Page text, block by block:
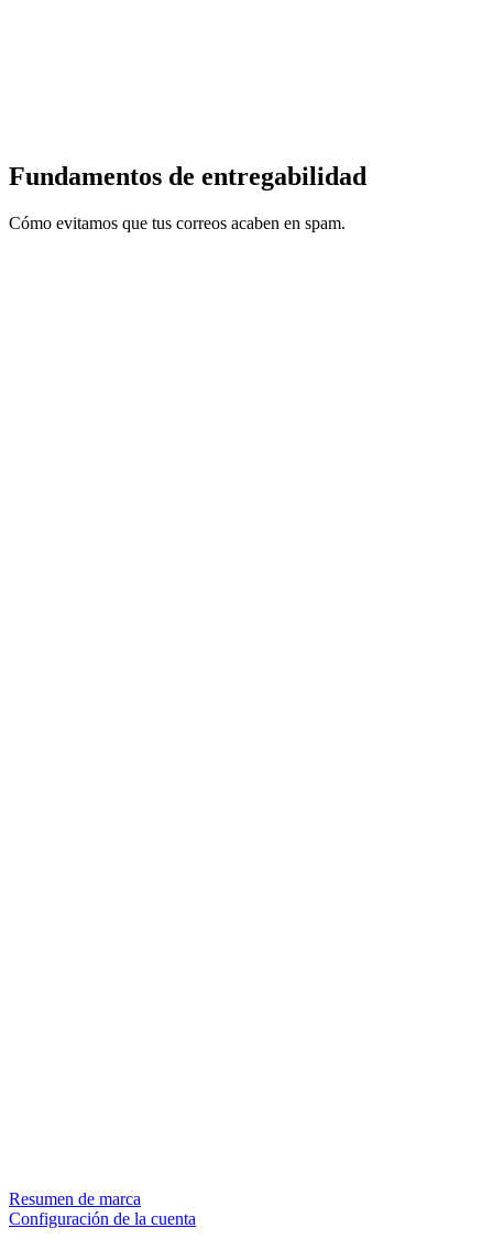
Fundamentos de entregabilidad
Cómo evitamos que tus correos acaben en spam.
Resumen de marca
Configuración de la cuenta